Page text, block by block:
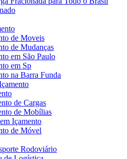
de Moveis
de Mudanças
em São Paulo
em Sp
na Barra Funda
de Cargas
de Mobílias
Içamento
de Móvel
Rodoviário